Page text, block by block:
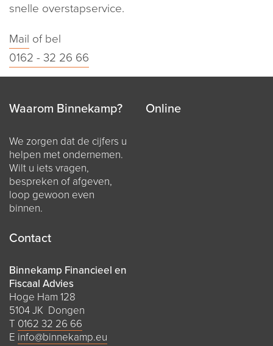
snelle overstapservice.
Mail of bel
0162 - 32 26 66
Waarom Binnekamp?
We zorgen dat de cijfers u
helpen met ondernemen.
Wilt u iets vragen,
bespreken of afgeven,
loop gewoon even
binnen.
Online
Contact
Binnekamp Financieel en
Fiscaal Advies
Hoge Ham 128
5104 JK Dongen
T 0162 32 26 66
E info@binnekamp.eu